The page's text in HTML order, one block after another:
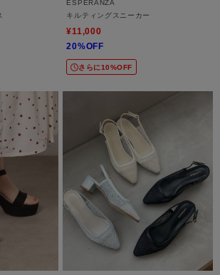
ESPERANZA
キルティングスニーカー
¥11,000
20%OFF
さらに10%OFF